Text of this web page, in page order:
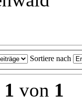
Sortiere nach
1 von 1